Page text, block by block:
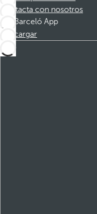
Contacta con nosotros
Barceló App
Descargar